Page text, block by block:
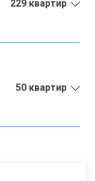
229 квартир
50 квартир